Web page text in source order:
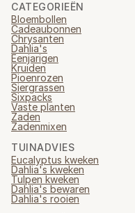
CATEGORIEËN
Bloembollen
Cadeaubonnen
Chrysanten
Dahlia's
Eenjarigen
Kruiden
Pioenrozen
Siergrassen
Sixpacks
Vaste planten
Zaden
Zadenmixen
TUINADVIES
Eucalyptus kweken
Dahlia's kweken
Tulpen kweken
Dahlia's bewaren
Dahlia's rooien